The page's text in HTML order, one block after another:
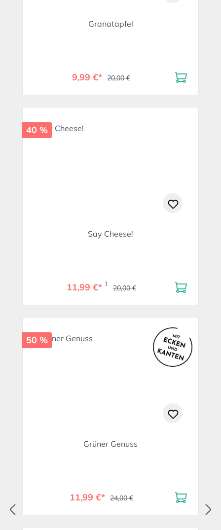
Granatapfel
9,99 €* 20,00 €
40 %
Say Cheese!
11,99 €* 1 20,00 €
50 %
Grüner Genuss
11,99 €* 24,00 €